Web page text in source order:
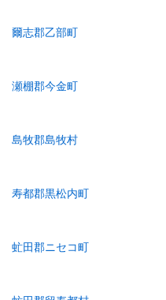
爾志郡乙部町
瀬棚郡今金町
島牧郡島牧村
寿都郡黒松内町
虻田郡ニセコ町